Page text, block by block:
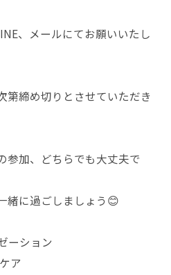
、メールにてお願いいたし
第締め切りとさせていただき
参加、どちらでも大丈夫で
緒に過ごしましょう😊
ーション
ア